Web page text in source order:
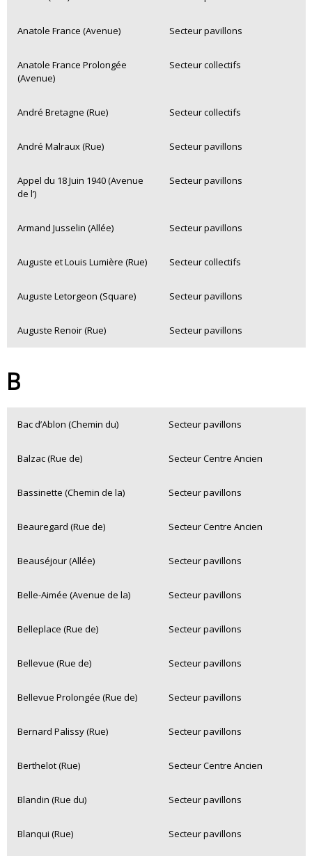
Anatole France (Avenue) Secteur pavillons
Anatole France Prolongée
(Avenue)
Secteur collectifs
André Bretagne (Rue) Secteur collectifs
André Malraux (Rue) Secteur pavillons
Appel du 18 Juin 1940 (Avenue
de l’)
Secteur pavillons
Armand Jusselin (Allée) Secteur pavillons
Auguste et Louis Lumière (Rue) Secteur collectifs
Auguste Letorgeon (Square) Secteur pavillons
Auguste Renoir (Rue) Secteur pavillons
B
Bac d’Ablon (Chemin du) Secteur pavillons
Balzac (Rue de) Secteur Centre Ancien
Bassinette (Chemin de la) Secteur pavillons
Beauregard (Rue de) Secteur Centre Ancien
Beauséjour (Allée) Secteur pavillons
Belle-Aimée (Avenue de la) Secteur pavillons
Belleplace (Rue de) Secteur pavillons
Bellevue (Rue de) Secteur pavillons
Bellevue Prolongée (Rue de) Secteur pavillons
Bernard Palissy (Rue) Secteur pavillons
Berthelot (Rue) Secteur Centre Ancien
Blandin (Rue du) Secteur pavillons
Blanqui (Rue) Secteur pavillons